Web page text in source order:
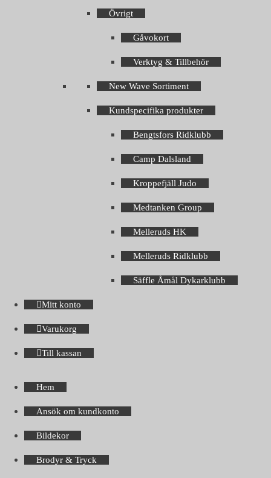
Övrigt
Gåvokort
Verktyg & Tillbehör
New Wave Sortiment
Kundspecifika produkter
Bengtsfors Ridklubb
Camp Dalsland
Kroppefjäll Judo
Medtanken Group
Melleruds HK
Melleruds Ridklubb
Säffle Åmål Dykarklubb
Mitt konto
Varukorg
Till kassan
Hem
Ansök om kundkonto
Bildekor
Brodyr & Tryck